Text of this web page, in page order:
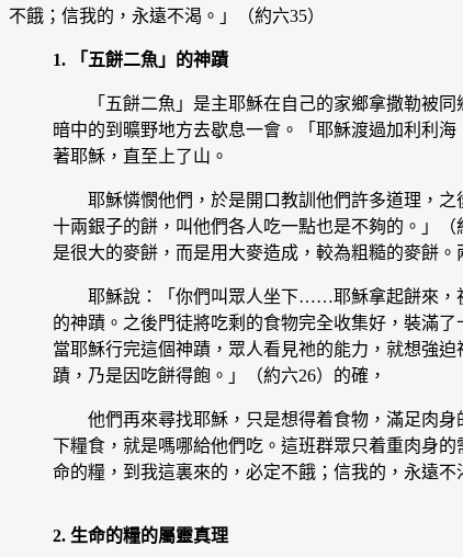
不餓；信我的，永遠不渴。」（約六35）
1. 「五餅二魚」的神蹟
「五餅二魚」是主耶穌在自己的家鄉拿撒勒被同
暗中的到曠野地方去歇息一會。「耶穌渡過加利利
著耶穌，直至上了山。
耶穌憐憫他們，於是開口教訓他們許多道理，之
十兩銀子的餅，叫他們各人吃一點也是不夠的。」
是很大的麥餅，而是用大麥造成，較為粗糙的麥餅
耶穌說：「你們叫眾人坐下……耶穌拿起餅來，祝
的神蹟。之後門徒將吃剩的食物完全收集好，裝滿
當耶穌行完這個神蹟，眾人看見祂的能力，就想強
蹟，乃是因吃餅得飽。」（約六26）的確，
他們再來尋找耶穌，只是想得着食物，滿足肉身
下糧食，就是嗎哪給他們吃。這班群眾只着重肉身
命的糧，到我這裏來的，必定不餓；信我的，永遠不
2. 生命的糧的屬靈真理